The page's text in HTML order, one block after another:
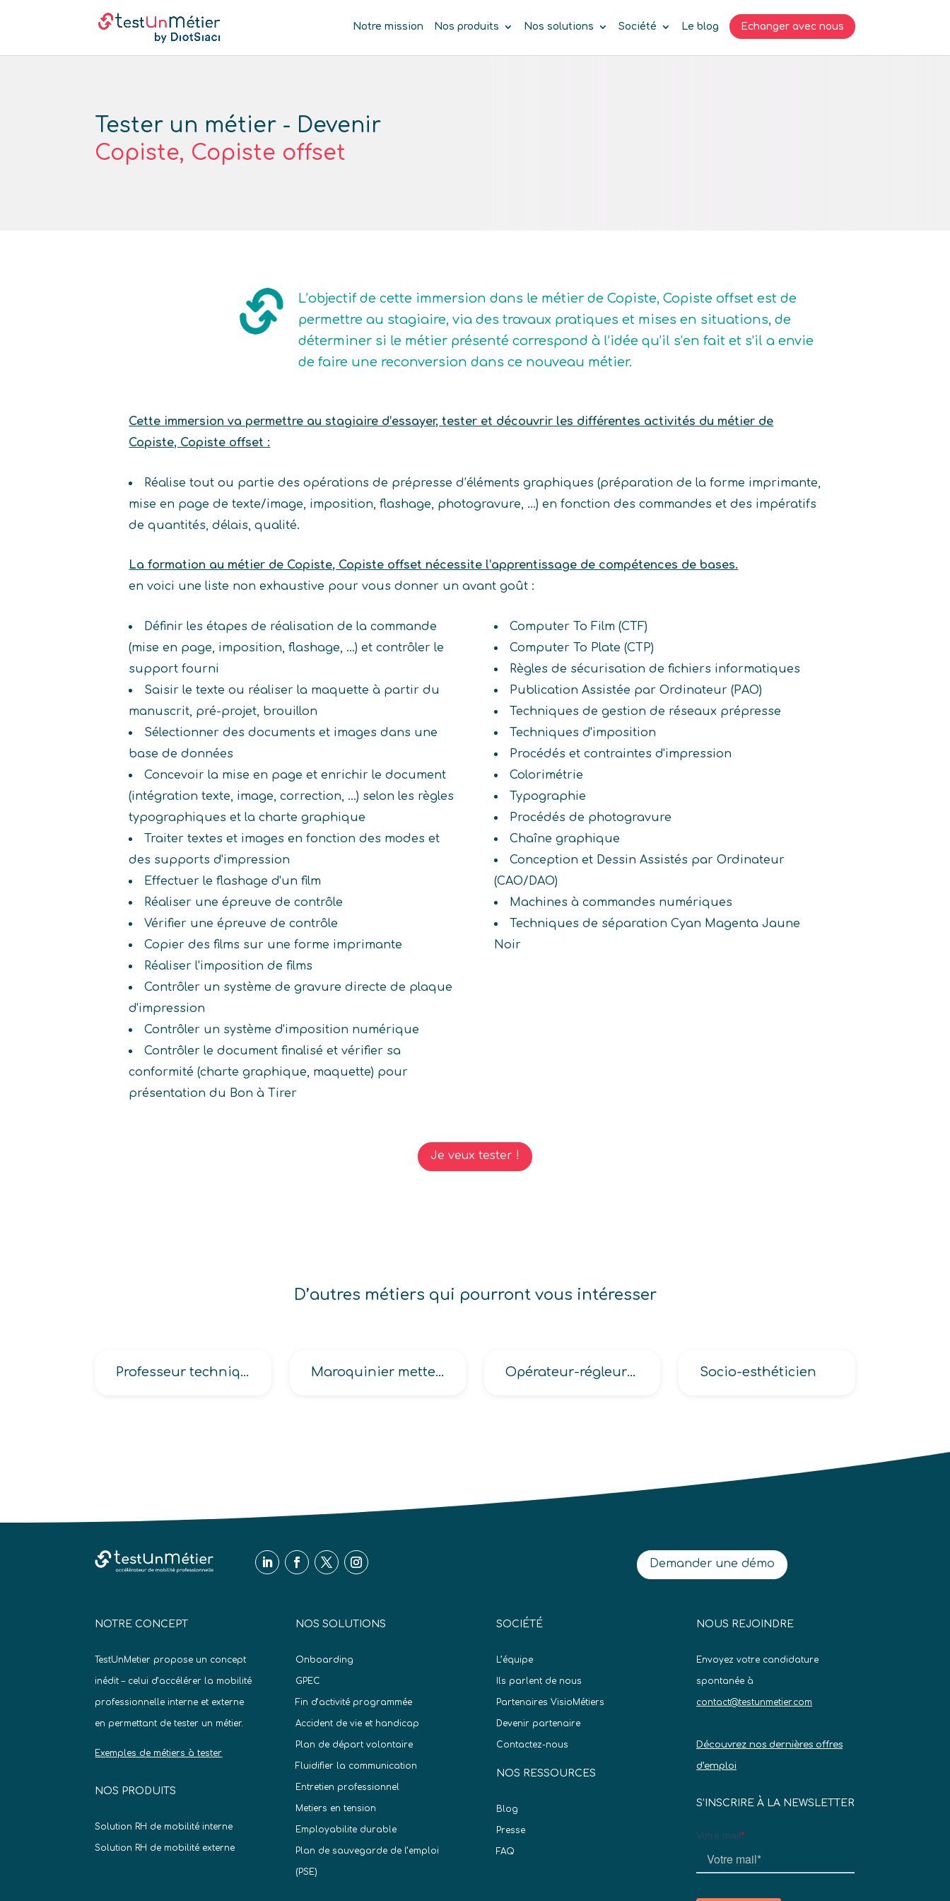
Notre mission Nos produits Nos solutions Société Le blog Echanger avec nous
Tester un métier - Devenir
Copiste, Copiste offset
L’objectif de cette immersion dans le métier de Copiste, Copiste offset est de
permettre au stagiaire, via des travaux pratiques et mises en situations, de
déterminer si le métier présenté correspond à l’idée qu’il s’en fait et s’il a envie
de faire une reconversion dans ce nouveau métier.
Cette immersion va permettre au stagiaire d’essayer, tester et découvrir les différentes activités du métier de
Copiste, Copiste offset :
Réalise tout ou partie des opérations de prépresse d’éléments graphiques (préparation de la forme imprimante,
mise en page de texte/image, imposition, flashage, photogravure, …) en fonction des commandes et des impératifs
de quantités, délais, qualité.
La formation au métier de Copiste, Copiste offset nécessite l’apprentissage de compétences de bases.
en voici une liste non exhaustive pour vous donner un avant goût :
Définir les étapes de réalisation de la commande
(mise en page, imposition, flashage, ...) et contrôler le
support fourni
Saisir le texte ou réaliser la maquette à partir du
manuscrit, pré-projet, brouillon
Sélectionner des documents et images dans une
base de données
Concevoir la mise en page et enrichir le document
(intégration texte, image, correction, ...) selon les règles
typographiques et la charte graphique
Traiter textes et images en fonction des modes et
des supports d'impression
Effectuer le flashage d'un film
Réaliser une épreuve de contrôle
Vérifier une épreuve de contrôle
Copier des films sur une forme imprimante
Réaliser l'imposition de films
Contrôler un système de gravure directe de plaque
d'impression
Contrôler un système d'imposition numérique
Contrôler le document finalisé et vérifier sa
conformité (charte graphique, maquette) pour
présentation du Bon à Tirer
Computer To Film (CTF)
Computer To Plate (CTP)
Règles de sécurisation de fichiers informatiques
Publication Assistée par Ordinateur (PAO)
Techniques de gestion de réseaux prépresse
Techniques d'imposition
Procédés et contraintes d'impression
Colorimétrie
Typographie
Procédés de photogravure
Chaîne graphique
Conception et Dessin Assistés par Ordinateur
(CAO/DAO)
Machines à commandes numériques
Techniques de séparation Cyan Magenta Jaune
Noir
Je veux tester !
D’autres métiers qui pourront vous intéresser
Professeur technique, Chef de travaux, Chef de travaux dans l’enseignement technique Maroquinier metteur au point Opérateur-régleur sur machine outil d’usinage des métaux, Opérateur régleur usinage, Opérateur de centre d’usinage Socio-esthéticien
Demander une démo
NOTRE CONCEPT
TestUnMetier propose un concept
inédit – celui d’accélérer la mobilité
professionnelle interne et externe
en permettant de tester un métier.
Exemples de métiers à tester
NOS PRODUITS
Solution RH de mobilité interne
Solution RH de mobilité externe
NOS SOLUTIONS
Onboarding
GPEC
Fin d’activité programmée
Accident de vie et handicap
Plan de départ volontaire
Fluidifier la communication
Entretien professionnel
Metiers en tension
Employabilite durable
Plan de sauvegarde de l’emploi
(PSE)
SOCIÉTÉ
L’équipe
Ils parlent de nous
Partenaires VisioMétiers
Devenir partenaire
Contactez-nous
NOS RESSOURCES
Blog
Presse
FAQ
NOUS REJOINDRE
Envoyez votre candidature
spontanée à
contact@testunmetier.com
Découvrez nos dernières offres
d’emploi
S’INSCRIRE À LA NEWSLETTER